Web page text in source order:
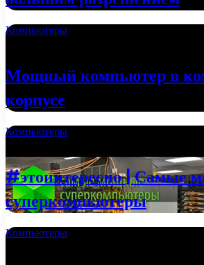
Компьютеры
Мощный компьютер в
корпусе
Компьютеры
#этоинтересно | Самые
суперкомпьютеры
Компьютеры